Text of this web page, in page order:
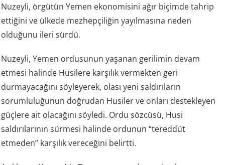
Nuzeyli, örgütün Yemen ekonomisini ağır biçimde tahrip
ettiğini ve ülkede mezhepçiliğin yayılmasına neden
olduğunu ileri sürdü.
Nuzeyli, Yemen ordusunun yaşanan gerilimin devam
etmesi halinde Husilere karşılık vermekten geri
durmayacağını söyleyerek, olası yeni saldırıların
sorumluluğunun doğrudan Husiler ve onları destekleyen
güçlere ait olacağını söyledi. Ordu sözcüsü, Husi
saldırılarının sürmesi halinde ordunun “tereddüt
etmeden” karşılık vereceğini belirtti.